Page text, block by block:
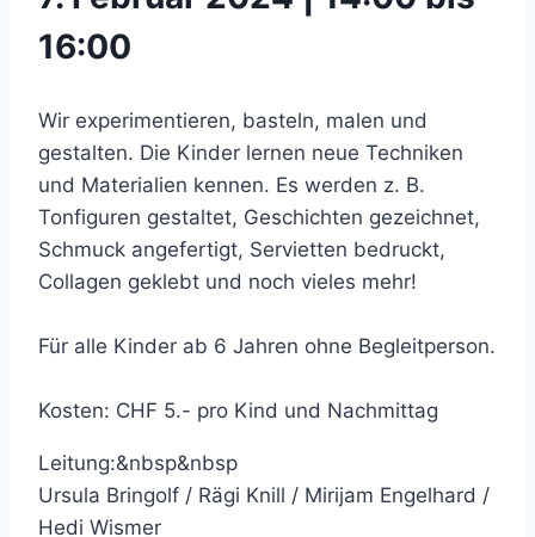
16:00
Wir experimentieren, basteln, malen und
gestalten. Die Kinder lernen neue Techniken
und Materialien kennen. Es werden z. B.
Tonfiguren gestaltet, Geschichten gezeichnet,
Schmuck angefertigt, Servietten bedruckt,
Collagen geklebt und noch vieles mehr!
Für alle Kinder ab 6 Jahren ohne Begleitperson.
Kosten: CHF 5.- pro Kind und Nachmittag
Leitung:&nbsp&nbsp
Ursula Bringolf / Rägi Knill / Mirijam Engelhard /
Hedi Wismer